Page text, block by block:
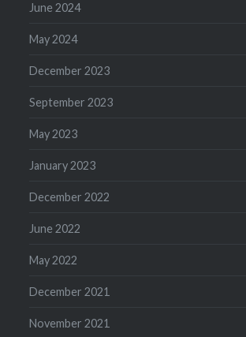
June 2024
May 2024
December 2023
September 2023
May 2023
January 2023
December 2022
June 2022
May 2022
December 2021
November 2021